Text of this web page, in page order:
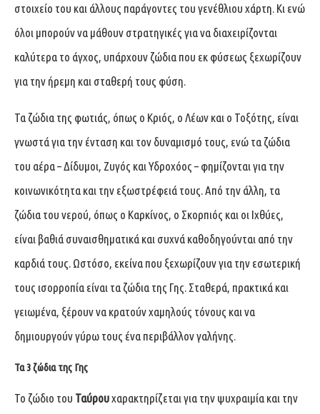
στοιχείο του και άλλους παράγοντες του γενέθλιου χάρτη. Κι ενώ
όλοι μπορούν να μάθουν στρατηγικές για να διαχειρίζονται
καλύτερα το άγχος, υπάρχουν ζώδια που εκ φύσεως ξεχωρίζουν
για την ήρεμη και σταθερή τους φύση.
Τα ζώδια της φωτιάς, όπως ο Κριός, ο Λέων και ο Τοξότης, είναι
γνωστά για την ένταση και τον δυναμισμό τους, ενώ τα ζώδια
του αέρα – Δίδυμοι, Ζυγός και Υδροχόος – φημίζονται για την
κοινωνικότητα και την εξωστρέφειά τους. Από την άλλη, τα
ζώδια του νερού, όπως ο Καρκίνος, ο Σκορπιός και οι Ιχθύες,
είναι βαθιά συναισθηματικά και συχνά καθοδηγούνται από την
καρδιά τους. Ωστόσο, εκείνα που ξεχωρίζουν για την εσωτερική
τους ισορροπία είναι τα ζώδια της Γης. Σταθερά, πρακτικά και
γειωμένα, ξέρουν να κρατούν χαμηλούς τόνους και να
δημιουργούν γύρω τους ένα περιβάλλον γαλήνης.
Τα 3 ζώδια της Γης
Το ζώδιο του Ταύρουχαρακτηρίζεται για την ψυχραιμία και την